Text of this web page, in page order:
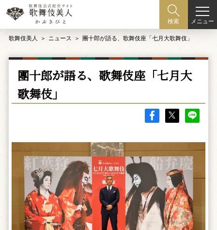
検索 メニュー
歌舞伎美人 ニュース 團十郎が語る、歌舞伎座「七月大歌舞伎」
團十郎が語る、歌舞伎座「七月大
歌舞伎」